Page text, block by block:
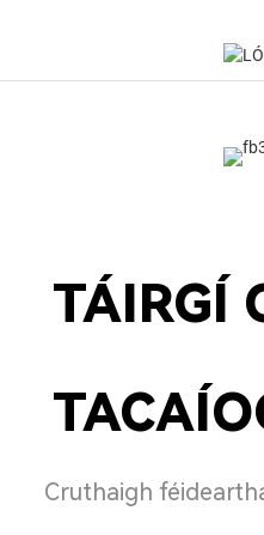
TÁIRGÍ
Cruthaigh